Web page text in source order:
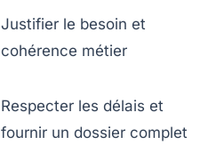
Justifier le besoin et
cohérence métier
Respecter les délais et
fournir un dossier complet